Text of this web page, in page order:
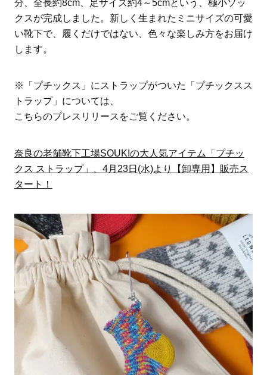
分、全長約8cm、足サイズ約4～5cmという、極小ソッ
クスが完成しました。新しく生まれたミニサイズの可愛
い靴下で、履くだけではない、色々な楽しみ方をお届け
します。
※「プチックス」にストラップがついた「プチックスス
トラップ」については、
こちらのプレスリリースをご覧ください。
奈良の老舗靴下工場SOUKIの大人気アイテム「プチッ
クス ストラップ」、4月23日(水)より【卸専用】販売ス
タート！